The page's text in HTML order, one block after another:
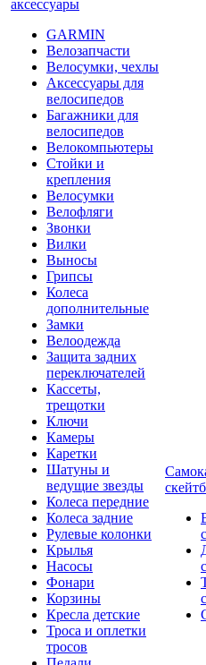
аксессуары
GARMIN
Велозапчасти
Велосумки, чехлы
Аксессуары для
велосипедов
Багажники для
велосипедов
Велокомпьютеры
Стойки и
крепления
Велосумки
Велофляги
Звонки
Вилки
Выносы
Грипсы
Колеса
дополнительные
Замки
Велоодежда
Защита задних
переключателей
Кассеты,
трещотки
Ключи
Камеры
Каретки
Шатуны и
ведущие звезды
Колеса передние
Колеса задние
Рулевые колонки
Крылья
Насосы
Фонари
Корзины
Кресла детские
Троса и оплетки
тросов